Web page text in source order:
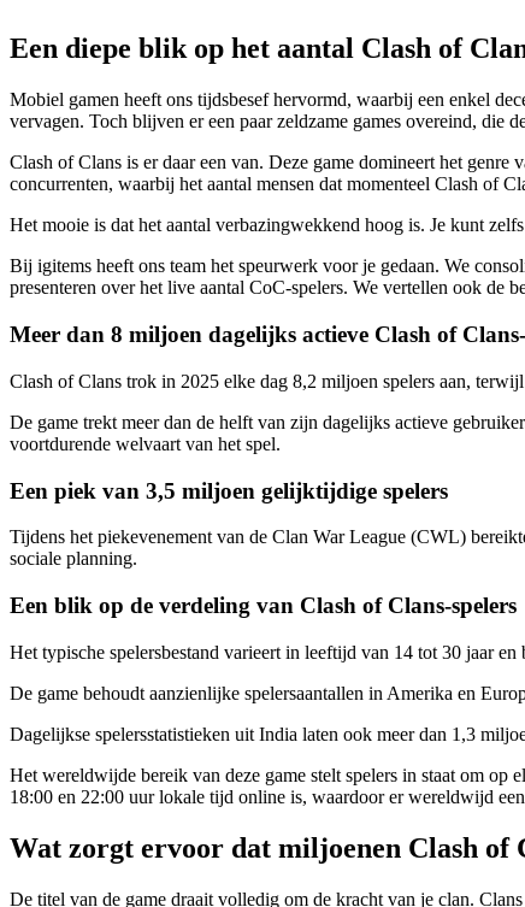
Een diepe blik op het aantal Clash of
Mobiel gamen heeft ons tijdsbesef hervormd, waarbij een enkel
vervagen. Toch blijven er een paar zeldzame games overeind, die
Clash of Clans is er daar een van. Deze game domineert het
concurrenten, waarbij het aantal mensen dat momenteel Clash of
Het mooie is dat het aantal verbazingwekkend hoog is. Je kunt
Bij igitems heeft ons team het speurwerk voor je gedaan. We
presenteren over het live aantal CoC-spelers. We vertellen ook de
Meer dan 8 miljoen dagelijks actieve Clash of
Clash of Clans trok in 2025 elke dag 8,2 miljoen spelers aan,
De game trekt meer dan de helft van zijn dagelijks actieve
voortdurende welvaart van het spel.
Een piek van 3,5 miljoen gelijktijdige spelers
Tijdens het piekevenement van de Clan War League (CWL)
sociale planning.
Een blik op de verdeling van Clash of Clans-spelers
Het typische spelersbestand varieert in leeftijd van 14 tot 30 jaar
De game behoudt aanzienlijke spelersaantallen in Amerika en
Dagelijkse spelersstatistieken uit India laten ook meer dan 1,3
Het wereldwijde bereik van deze game stelt spelers in staat om op
18:00 en 22:00 uur lokale tijd online is, waardoor er wereldwijd
Wat zorgt ervoor dat miljoenen Clash of
De titel van de game draait volledig om de kracht van je clan.